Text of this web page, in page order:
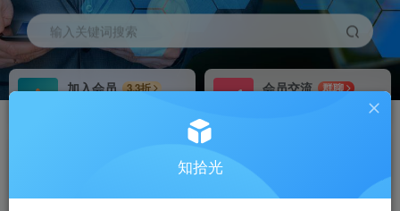
输入关键词搜索
加入会员
3.3折
会员交流
群聊
知拾光